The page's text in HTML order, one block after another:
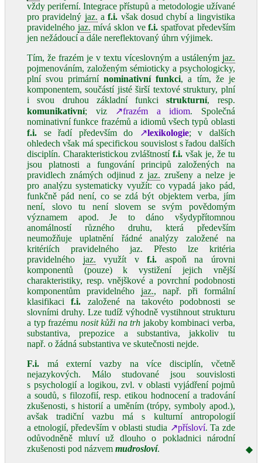
vždy periferní. Integrace přístupů a metodologie užívané
pro pravidelný jaz. af.i. však dosud chybí a lingvistika
pravidelného jaz. mívá sklon vef.i. spatřovat především
jen nežádoucí a dále nereflektovaný úhrn výjimek.
Tím, že frazém je v textu víceslovným a ustáleným jaz.
pojmenováním, založeným sémioticky a psychologicky,
plní svou primárnínominativní funkci, a tím, že je
komponentem, součástí jisté širší textové struktury, plní
i svou druhou základní funkcistrukturní, resp.
komunikativní; viz ↗frazém a idiom. Společná
nominativní funkce frazémů a idiomů všech typů oblasti
f.i. se řadí především do ↗lexikologie; v dalších
ohledech však má specifickou souvislost s řadou dalších
disciplín. Charakteristickou zvláštností f.i.však je, že tu
jsou platnosti a fungování principů založených na
pravidlech známých odjinud z jaz. zrušeny a nelze je
pro analýzu systematicky využít: co vypadá jako pád,
funkčně pád není, co se zdá být objektem verba, jím
není, slovo tu není slovem se svým povědomým
významem apod. Je to dáno všydypřítomnou
anomálností různého druhu, která především
neumožňuje uplatnění řádné analýzy založené na
kritériích pravidelného jaz. Přesto lze kritéria
pravidelného jaz. využít vf.i. aspoň na úrovni
komponentů (pouze) k vystižení jejich vnější
charakteristiky, resp. vnějškové a povrchní podobnosti
komponentům pravidelného jaz., např. při formální
klasifikacif.i. založené na takovéto podobnosti se
slovními druhy. Lze tudíž výhodně vystihnout strukturu
a typ frazému nosit kůži na trh jakoby kombinaci verba,
substantiva, prepozice a substantiva, jakkoliv tu
např. o žádná substantiva ve skutečnosti nejde.
F.i. má externí vazby na více disciplín, včetně
nejazykových. Málo studované jsou souvislosti
s psychologií a logikou, zvl. v oblasti vyjádření pojmů
a soudů, s filozofií, resp. etikou hodnocení a tradování
zkušenosti, s historií a uměním (trópy, symboly apod.),
avšak tradiční vazbu má s kulturní antropologií
a etnologií, především v oblasti studia ↗přísloví. Ta zde
odůvodněně mluví už dlouho o pokladnici národní
zkušenosti pod názvem mudrosloví.
◆